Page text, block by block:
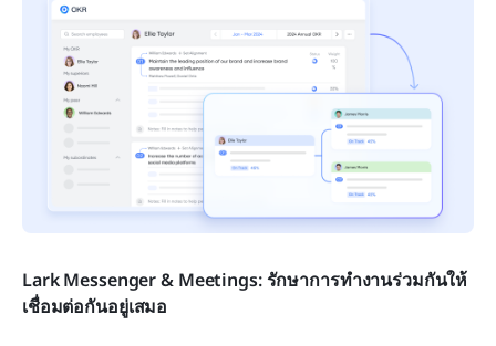
Lark Messenger & Meetings: รักษาการทำงานร่วมกันให้
เชื่อมต่อกันอยู่เสมอ